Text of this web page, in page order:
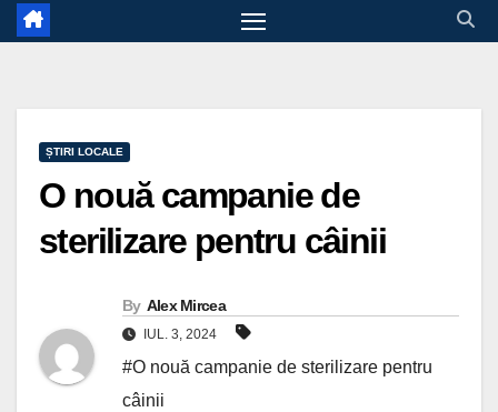
ȘTIRI LOCALE
O nouă campanie de
sterilizare pentru câinii
By Alex Mircea
IUL. 3, 2024
#O nouă campanie de sterilizare pentru
câinii